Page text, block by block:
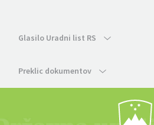
Glasilo Uradni list RS
Preklic dokumentov